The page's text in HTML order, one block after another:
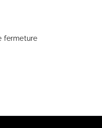
fermeture